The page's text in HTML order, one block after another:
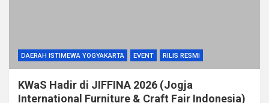
DAERAH ISTIMEWA YOGYAKARTA EVENT RILIS RESMI
KWaS Hadir di JIFFINA 2026 (Jogja
International Furniture & Craft Fair Indonesia)